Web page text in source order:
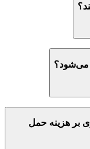
می‌شود؟
بر هزینه حمل